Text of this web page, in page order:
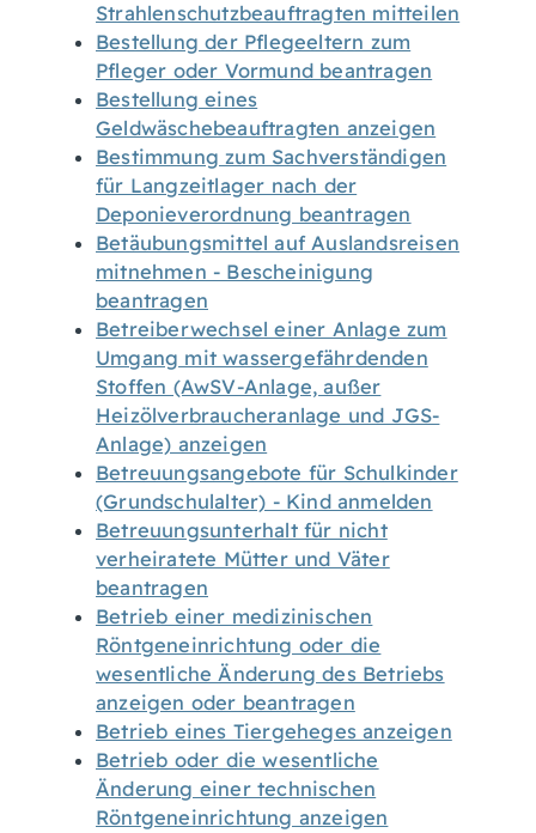
Strahlenschutzbeauftragten mitteilen
Bestellung der Pflegeeltern zum
Pfleger oder Vormund beantragen
Bestellung eines
Geldwäschebeauftragten anzeigen
Bestimmung zum Sachverständigen
für Langzeitlager nach der
Deponieverordnung beantragen
Betäubungsmittel auf Auslandsreisen
mitnehmen - Bescheinigung
beantragen
Betreiberwechsel einer Anlage zum
Umgang mit wassergefährdenden
Stoffen (AwSV-Anlage, außer
Heizölverbraucheranlage und JGS-
Anlage) anzeigen
Betreuungsangebote für Schulkinder
(Grundschulalter) - Kind anmelden
Betreuungsunterhalt für nicht
verheiratete Mütter und Väter
beantragen
Betrieb einer medizinischen
Röntgeneinrichtung oder die
wesentliche Änderung des Betriebs
anzeigen oder beantragen
Betrieb eines Tiergeheges anzeigen
Betrieb oder die wesentliche
Änderung einer technischen
Röntgeneinrichtung anzeigen